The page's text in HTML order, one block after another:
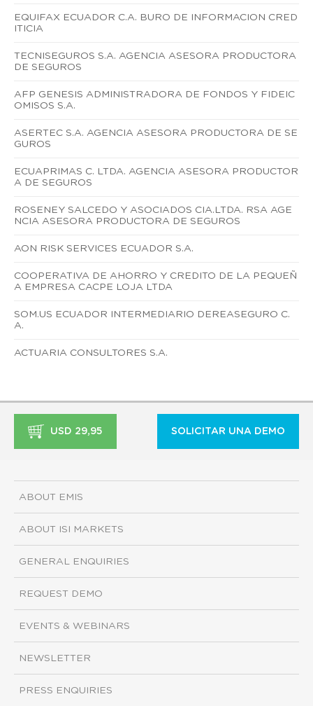
EQUIFAX ECUADOR C.A. BURO DE INFORMACION CRED
ITICIA
TECNISEGUROS S.A. AGENCIA ASESORA PRODUCTORA
DE SEGUROS
AFP GENESIS ADMINISTRADORA DE FONDOS Y FIDEIC
OMISOS S.A.
ASERTEC S.A. AGENCIA ASESORA PRODUCTORA DE SE
GUROS
ECUAPRIMAS C. LTDA. AGENCIA ASESORA PRODUCTOR
A DE SEGUROS
ROSENEY SALCEDO Y ASOCIADOS CIA.LTDA. RSA AGE
NCIA ASESORA PRODUCTORA DE SEGUROS
AON RISK SERVICES ECUADOR S.A.
COOPERATIVA DE AHORRO Y CREDITO DE LA PEQUEÑ
A EMPRESA CACPE LOJA LTDA
SOM.US ECUADOR INTERMEDIARIO DEREASEGURO C.
A.
ACTUARIA CONSULTORES S.A.
USD 29,95 SOLICITAR UNA DEMO
ABOUT EMIS
ABOUT ISI MARKETS
GENERAL ENQUIRIES
REQUEST DEMO
EVENTS & WEBINARS
NEWSLETTER
PRESS ENQUIRIES